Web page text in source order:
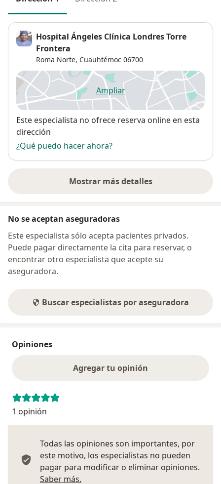
Hospital Ángeles Clínica Londres Torre
Frontera
Roma Norte, Cuauhtémoc 06700
Ampliarse abre en una nueva
Disponibilidad
Este especialista no ofrece reserva online en esta
dirección
¿Qué puedo hacer ahora?
Mostrar más detalles
sobre la dirección
No se aceptan aseguradoras
Este especialista sólo acepta pacientes privados.
Puede pagar directamente la cita para reservar, o
encontrar otro especialista que acepte su
aseguradora.
Buscar especialistas por aseguradora
Opiniones
Agregar tu opinión
1 opinión
Todas las opiniones son importantes, por
este motivo, los especialistas no pueden
pagar para modificar o eliminar opiniones.
Saber más.